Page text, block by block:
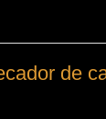
de